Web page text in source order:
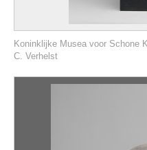
Koninklijke Musea voor Schone
C. Verhelst